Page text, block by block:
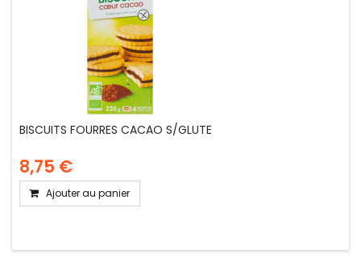
BISCUITS FOURRES CACAO S/GLUTE
8,75 €
Ajouter au panier